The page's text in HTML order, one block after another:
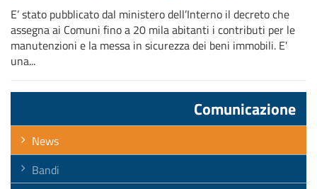
E’ stato pubblicato dal ministero dell’Interno il decreto che
assegna ai Comuni fino a 20 mila abitanti i contributi per le
manutenzioni e la messa in sicurezza dei beni immobili. E'
una...
Comunicazione
News
Bandi